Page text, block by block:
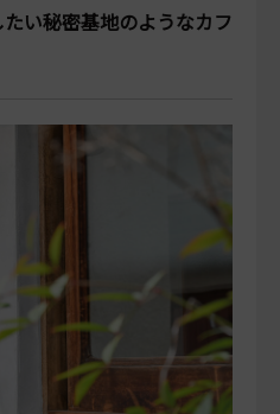
い秘密基地のようなカフ